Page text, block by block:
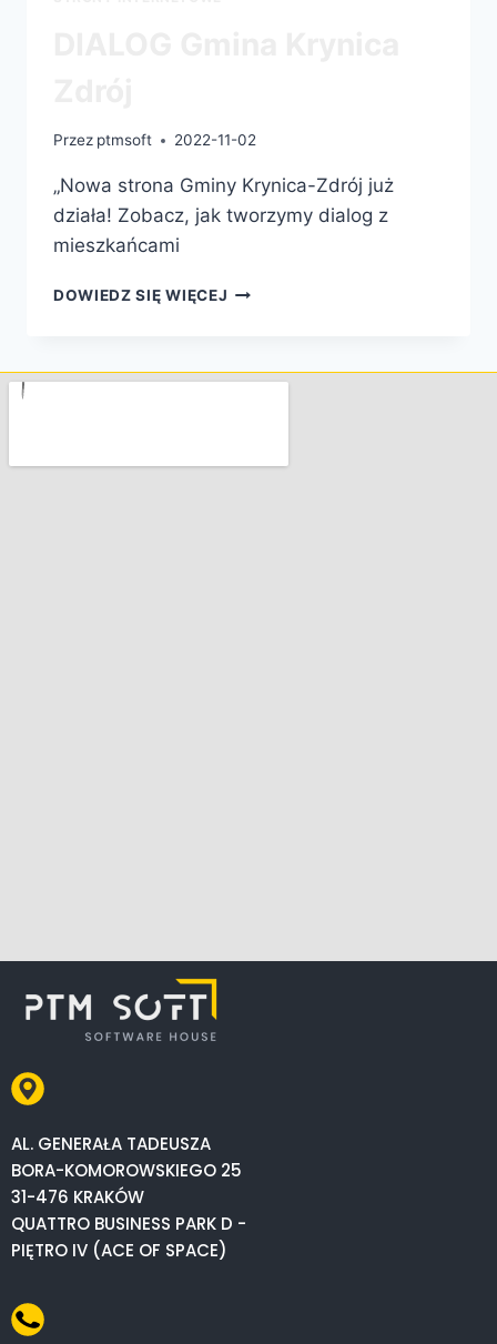
Przez ptmsoft 2022-11-02
„Nowa strona Gminy Krynica-Zdrój już
działa! Zobacz, jak tworzymy dialog z
mieszkańcami
DOWIEDZ SIĘ WIĘCEJ
AL. GENERAŁA TADEUSZA
BORA-KOMOROWSKIEGO 25
31-476 KRAKÓW
QUATTRO BUSINESS PARK D -
PIĘTRO IV (ACE OF SPACE)